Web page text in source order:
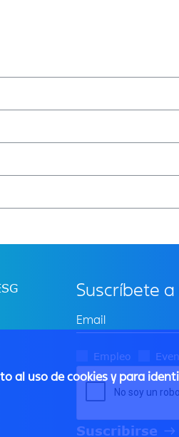
Suscríbete
Empleo
al uso de cookies y para